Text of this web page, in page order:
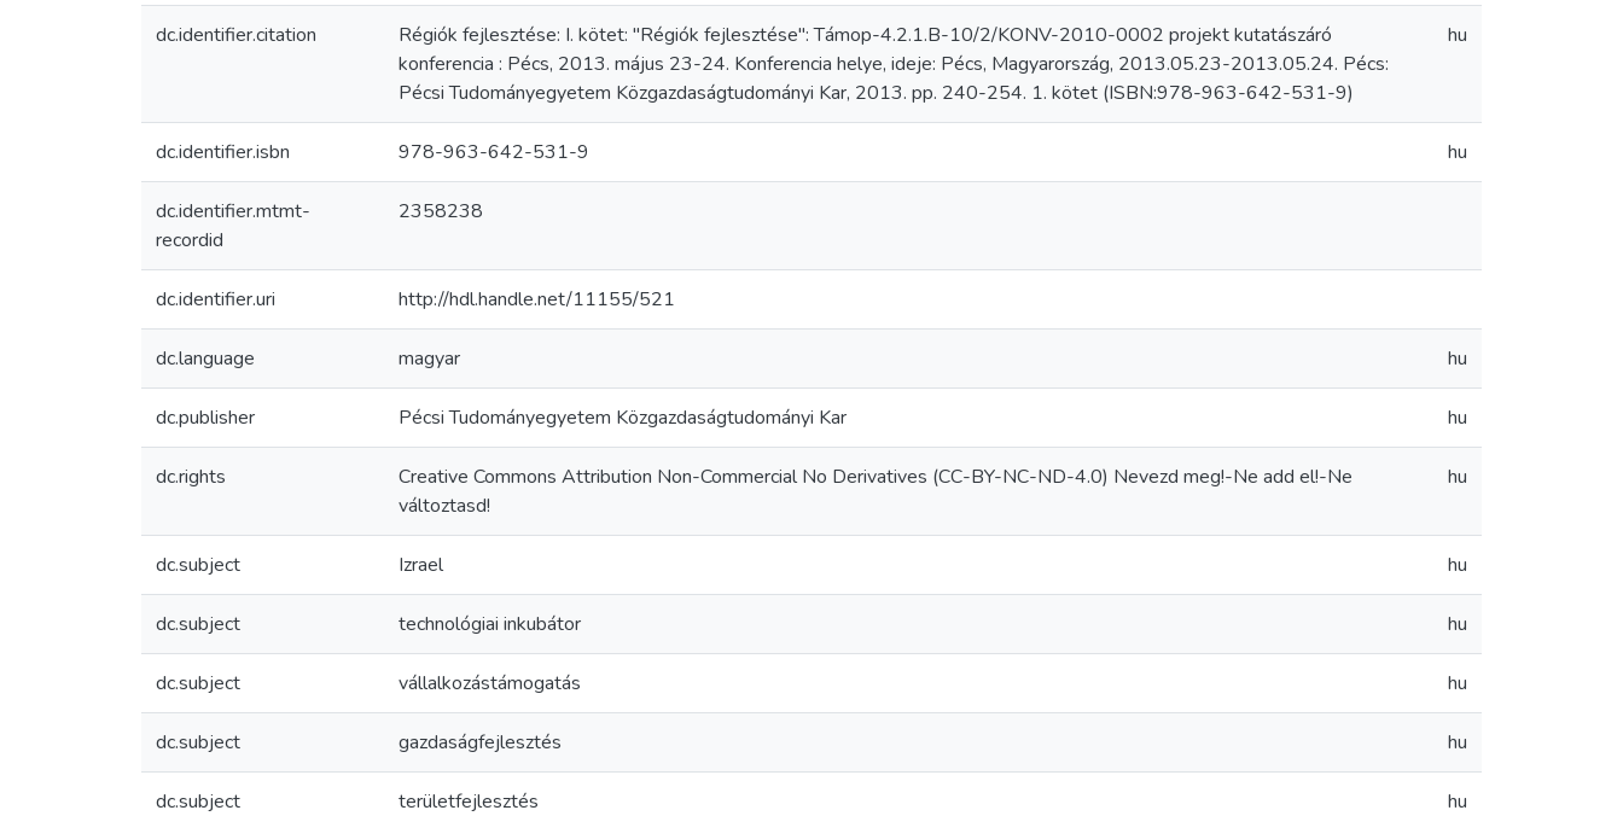
dc.identifier.citation
Régiók fejlesztése: I. kötet: "Régiók fejlesztése": Támop-4.2.1.B-10/2/KONV-2010-0002 projekt kutatászáró
konferencia : Pécs, 2013. május 23-24. Konferencia helye, ideje: Pécs, Magyarország, 2013.05.23-2013.05.24. Pécs:
Pécsi Tudományegyetem Közgazdaságtudományi Kar, 2013. pp. 240-254. 1. kötet (ISBN:978-963-642-531-9)
hu
dc.identifier.isbn 978-963-642-531-9 hu
dc.identifier.mtmt-
recordid
2358238
dc.identifier.uri http://hdl.handle.net/11155/521
dc.language magyar hu
dc.publisher Pécsi Tudományegyetem Közgazdaságtudományi Kar hu
dc.rights
Creative Commons Attribution Non-Commercial No Derivatives (CC-BY-NC-ND-4.0) Nevezd meg!-Ne add el!-Ne
változtasd!
hu
dc.subject Izrael hu
dc.subject technológiai inkubátor hu
dc.subject vállalkozástámogatás hu
dc.subject gazdaságfejlesztés hu
dc.subject területfejlesztés hu